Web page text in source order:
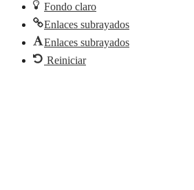
Fondo claro
Enlaces subrayados
Enlaces subrayados
Reiniciar